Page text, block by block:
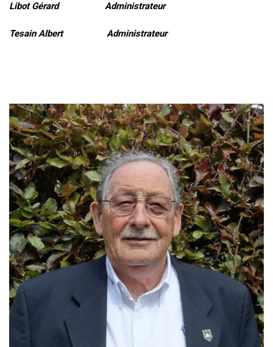
Libot Gérard Administrateur
Tesain Albert Administrateur